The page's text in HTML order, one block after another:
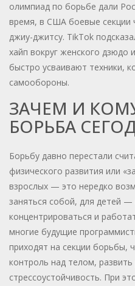
олимпиад по борьбе дали
время, в США боевые
джиу-джитсу. TikTok
хайп вокруг женского дзюдо
быстро усваивают техники,
самообороны.
ЗАЧЕМ И
БОРЬБА
Борьбу давно перестали
физического развития или
взрослых — это нередко
заняться собой, для детей —
концентрироваться и
многие будущие
приходят на секции борьбы,
контроль над телом,
стрессоустойчивость. При